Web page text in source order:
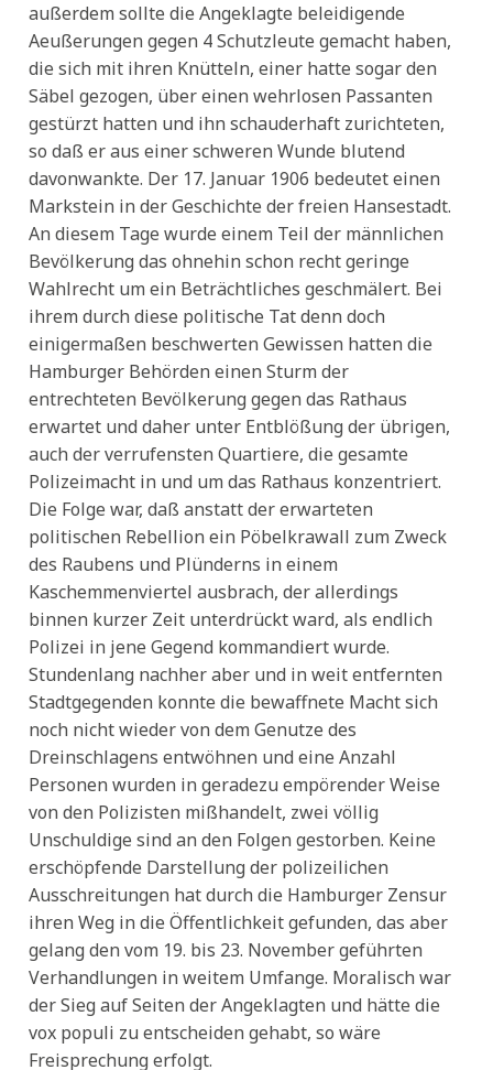
außerdem sollte die Angeklagte beleidigende
Aeußerungen gegen 4 Schutzleute gemacht haben,
die sich mit ihren Knütteln, einer hatte sogar den
Säbel gezogen, über einen wehrlosen Passanten
gestürzt hatten und ihn schauderhaft zurichteten,
so daß er aus einer schweren Wunde blutend
davonwankte. Der 17. Januar 1906 bedeutet einen
Markstein in der Geschichte der freien Hansestadt.
An diesem Tage wurde einem Teil der männlichen
Bevölkerung das ohnehin schon recht geringe
Wahlrecht um ein Beträchtliches geschmälert. Bei
ihrem durch diese politische Tat denn doch
einigermaßen beschwerten Gewissen hatten die
Hamburger Behörden einen Sturm der
entrechteten Bevölkerung gegen das Rathaus
erwartet und daher unter Entblößung der übrigen,
auch der verrufensten Quartiere, die gesamte
Polizeimacht in und um das Rathaus konzentriert.
Die Folge war, daß anstatt der erwarteten
politischen Rebellion ein Pöbelkrawall zum Zweck
des Raubens und Plünderns in einem
Kaschemmenviertel ausbrach, der allerdings
binnen kurzer Zeit unterdrückt ward, als endlich
Polizei in jene Gegend kommandiert wurde.
Stundenlang nachher aber und in weit entfernten
Stadtgegenden konnte die bewaffnete Macht sich
noch nicht wieder von dem Genutze des
Dreinschlagens entwöhnen und eine Anzahl
Personen wurden in geradezu empörender Weise
von den Polizisten mißhandelt, zwei völlig
Unschuldige sind an den Folgen gestorben. Keine
erschöpfende Darstellung der polizeilichen
Ausschreitungen hat durch die Hamburger Zensur
ihren Weg in die Öffentlichkeit gefunden, das aber
gelang den vom 19. bis 23. November geführten
Verhandlungen in weitem Umfange. Moralisch war
der Sieg auf Seiten der Angeklagten und hätte die
vox populi zu entscheiden gehabt, so wäre
Freisprechung erfolgt.